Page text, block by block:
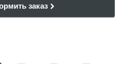
заказ